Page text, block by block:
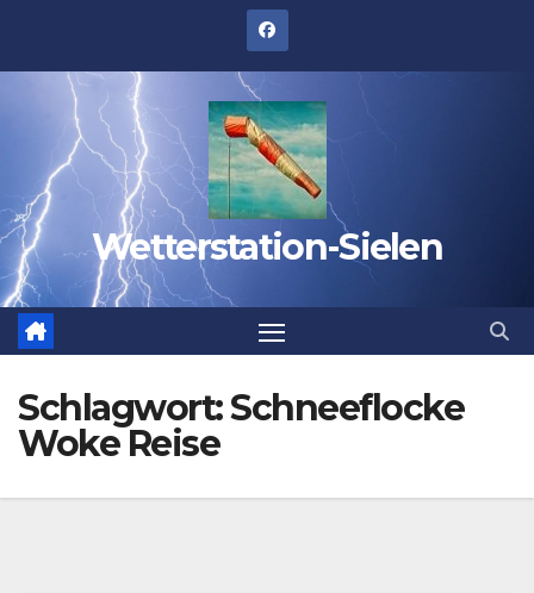
springen
Wetterstation-Sielen
Schlagwort:Schneeflocke
Woke Reise